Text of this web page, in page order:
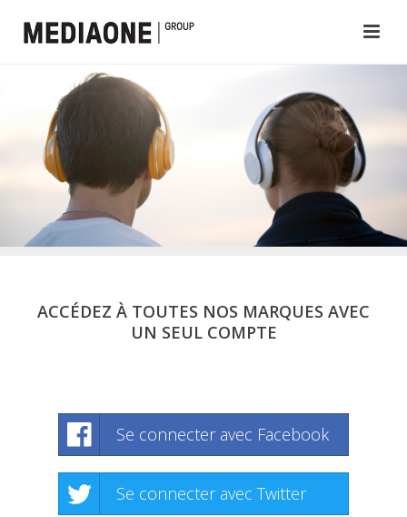
ACCÉDEZ À TOUTES NOS MARQUES AVEC
UN SEUL COMPTE
Se connecter avec Facebook
Se connecter avec Twitter